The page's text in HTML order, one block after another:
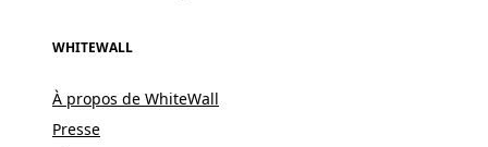
WHITEWALL
À propos de WhiteWall
Presse